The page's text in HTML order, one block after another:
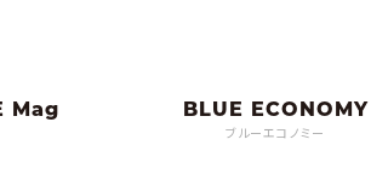
ブルーエコノミー